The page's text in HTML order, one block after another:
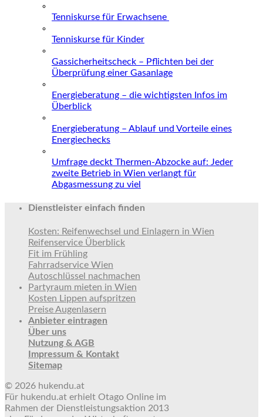
Tenniskurse für Erwachsene
Tenniskurse für Kinder
Gassicherheitscheck – Pflichten bei der
Überprüfung einer Gasanlage
Energieberatung – die wichtigsten Infos im
Überblick
Energieberatung – Ablauf und Vorteile eines
Energiechecks
Umfrage deckt Thermen-Abzocke auf: Jeder
zweite Betrieb in Wien verlangt für
Abgasmessung zu viel
Dienstleister einfach finden
Kosten: Reifenwechsel und Einlagern in Wien
Reifenservice Überblick
Fit im Frühling
Fahrradservice Wien
Autoschlüssel nachmachen
Partyraum mieten in Wien
Kosten Lippen aufspritzen
Preise Augenlasern
Anbieter eintragen
Über uns
Nutzung & AGB
Impressum & Kontakt
Sitemap
© 2026 hukendu.at
Für hukendu.at erhielt Otago Online im
Rahmen der Dienstleistungsaktion 2013